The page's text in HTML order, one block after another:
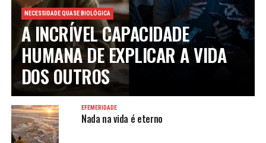
NECESSIDADE QUASE BIOLÓGICA
A INCRÍVEL CAPACIDADE
HUMANA DE EXPLICAR A VIDA
DOS OUTROS
EFEMERIDADE
Nada na vida é eterno